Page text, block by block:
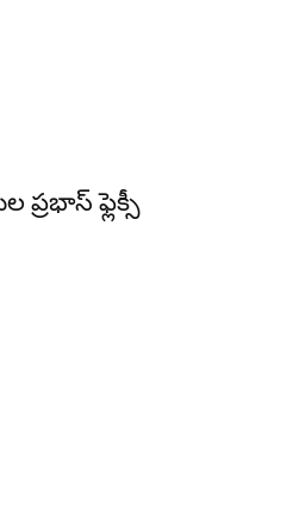
ప్రభాస్ ఫ్లెక్సీ